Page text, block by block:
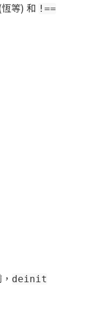
等) 和 !==
deinit